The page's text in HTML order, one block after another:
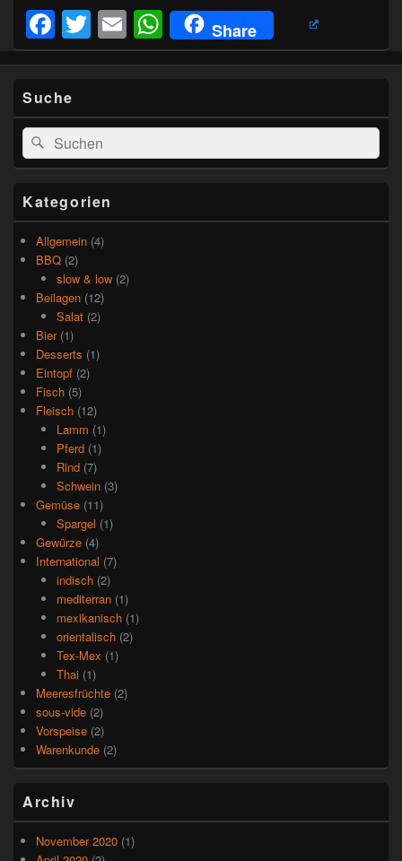
Facebook
Twitter
EmailWhatsApp
Share
Suche
Suchen
nach:
Suchen
Kategorien
Allgemein (4)
BBQ (2)
slow & low(2)
Beilagen (12)
Salat(2)
Bier(1)
Desserts (1)
Eintopf (2)
Fisch (5)
Fleisch (12)
Lamm (1)
Pferd(1)
Rind(7)
Schwein(3)
Gemüse (11)
Spargel (1)
Gewürze (4)
International (7)
indisch(2)
mediterran(1)
mexikanisch(1)
orientalisch(2)
Tex-Mex (1)
Thai(1)
Meeresfrüchte (2)
sous-vide (2)
Vorspeise (2)
Warenkunde (2)
Archiv
November 2020 (1)